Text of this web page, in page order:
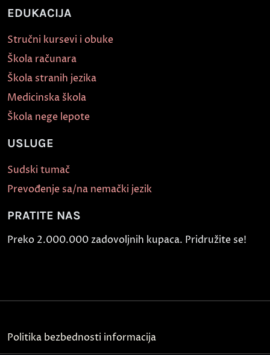
EDUKACIJA
Stručni kursevi i obuke
Škola računara
Škola stranih jezika
Medicinska škola
Škola nege lepote
USLUGE
Sudski tumač
Prevođenje sa/na nemački jezik
PRATITE NAS
Preko 2.000.000 zadovoljnih kupaca. Pridružite se!
Politika bezbednosti informacija